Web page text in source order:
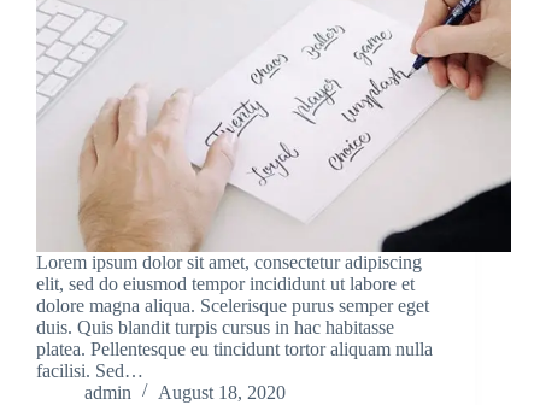
Lorem ipsum dolor sit amet, consectetur adipiscing
elit, sed do eiusmod tempor incididunt ut labore et
dolore magna aliqua. Scelerisque purus semper eget
duis. Quis blandit turpis cursus in hac habitasse
platea. Pellentesque eu tincidunt tortor aliquam nulla
facilisi. Sed…
admin
August 18, 2020